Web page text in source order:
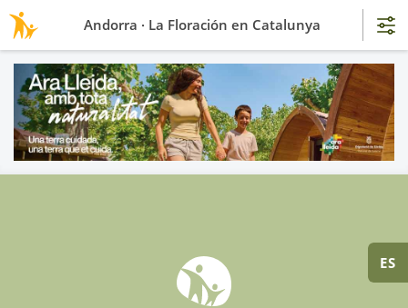
ES
Andorra · La Floración en Catalunya